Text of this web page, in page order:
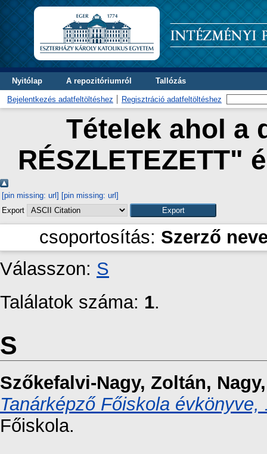
Nyitólap A repozitóriumról Tallózás
Bejelentkezés adatfeltöltéshez Regisztráció adatfeltöltéshez
Tételek ahol a
RÉSZLETEZETT"
[pin missing: url] [pin missing: url]
Export
csoportosítás: Szerző
Válasszon: S
Találatok száma: 1.
S
Szőkefalvi-Nagy, Zoltán,
Tanárképző Főiskola évkönyve,
Főiskola.